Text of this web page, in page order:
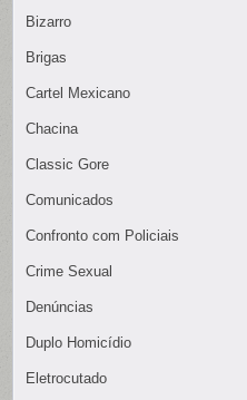
Bizarro
Brigas
Cartel Mexicano
Chacina
Classic Gore
Comunicados
Confronto com Policiais
Crime Sexual
Denúncias
Duplo Homicídio
Eletrocutado